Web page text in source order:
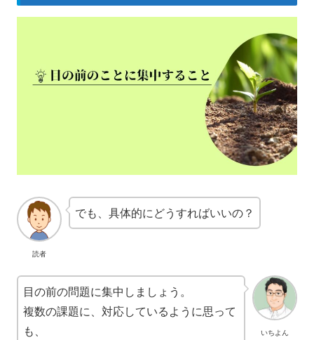
読者
でも、具体的にどうすればいいの？
いちよん
目の前の問題に集中しましょう。
複数の課題に、対応しているように思って
も、